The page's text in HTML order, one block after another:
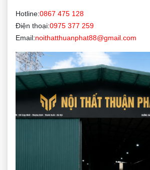
Hotline:0867 475 128
Điện thoại:0975 377 259
Email:noithatthuanphat88@gmail.com